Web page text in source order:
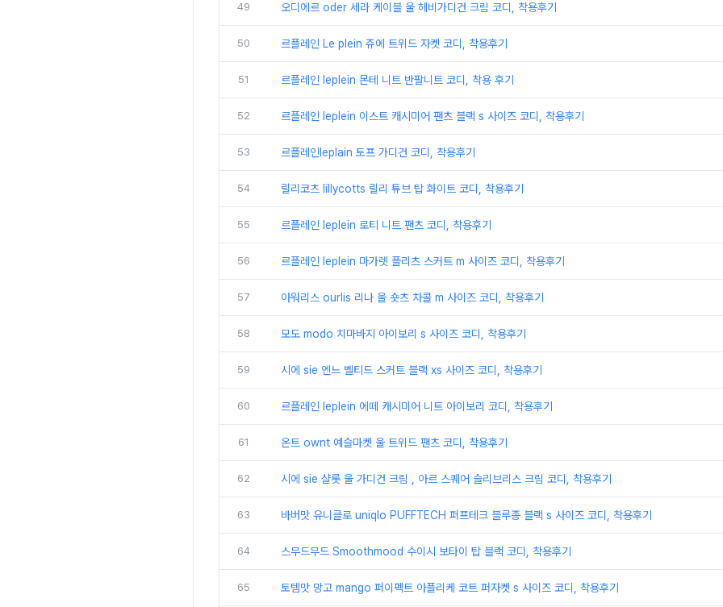
49 오디에르 oder 세라 케이블 울 헤비가디건 크림 코디, 착용후기
50 르플레인 Le plein 쥬에 트위드 자켓 코디, 착용후기
51 르플레인 leplein 몬테 니트 반팔니트 코디, 착용 후기
52 르플레인 leplein 이스트 캐시미어 팬츠 블랙 s 사이즈 코디, 착용후기
53 르플레인leplain 토프 가디건 코디, 착용후기
54 릴리코츠 lillycotts 릴리 튜브 탑 화이트 코디, 착용후기
55 르플레인 leplein 로티 니트 팬츠 코디, 착용후기
56 르플레인 leplein 마가렛 플리츠 스커트 m 사이즈 코디, 착용후기
57 아워리스 ourlis 리나 울 숏츠 차콜 m 사이즈 코디, 착용후기
58 모도 modo 치마바지 아이보리 s 사이즈 코디, 착용후기
59 시에 sie 엔느 벨티드 스커트 블랙 xs 사이즈 코디, 착용후기
60 르플레인 leplein 에떼 캐시미어 니트 아이보리 코디, 착용후기
61 온트 ownt 예슬마켓 울 트위드 팬츠 코디, 착용후기
62 시에 sie 샬롯 울 가디건 크림 , 아르 스퀘어 슬리브리스 크림 코디, 착용후기
63 바버맛 유니클로 uniqlo PUFFTECH 퍼프테크 블루종 블랙 s 사이즈 코디, 착용후기
64 스무드무드 Smoothmood 수이시 보타이 탑 블랙 코디, 착용후기
65 토템맛 망고 mango 퍼이펙트 아플리케 코트 퍼자켓 s 사이즈 코디, 착용후기